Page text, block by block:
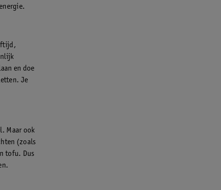
en doe
Je
Maar ook
(zoals
tofu. Dus